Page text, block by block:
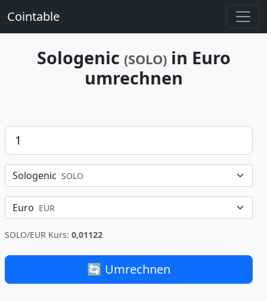
Cointable
Sologenic (SOLO)in Euro
umrechnen
Betrag
Sologenic SOLO
Euro EUR
SOLO/EUR Kurs: 0,01122
🔄 Umrechnen